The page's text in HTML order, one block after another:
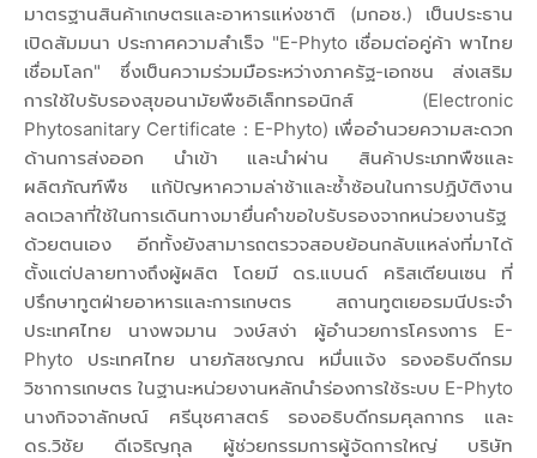
มาตรฐานสินค้าเกษตรและอาหารแห่งชาติ (มกอช.) เป็นประธาน
เปิดสัมมนา ประกาศความสำเร็จ "E-Phyto เชื่อมต่อคู่ค้า พาไทย
เชื่อมโลก" ซึ่งเป็นความร่วมมือระหว่างภาครัฐ-เอกชน ส่งเสริม
การใช้ใบรับรองสุขอนามัยพืชอิเล็กทรอนิกส์ (Electronic
Phytosanitary Certificate : E-Phyto) เพื่ออำนวยความสะดวก
ด้านการส่งออก นำเข้า และนำผ่าน สินค้าประเภทพืชและ
ผลิตภัณฑ์พืช แก้ปัญหาความล่าช้าและซ้ำซ้อนในการปฏิบัติงาน
ลดเวลาที่ใช้ในการเดินทางมายื่นคำขอใบรับรองจากหน่วยงานรัฐ
ด้วยตนเอง อีกทั้งยังสามารถตรวจสอบย้อนกลับแหล่งที่มาได้
ตั้งแต่ปลายทางถึงผู้ผลิต โดยมี ดร.แบนด์ คริสเตียนเซน ที่
ปรึกษาทูตฝ่ายอาหารและการเกษตร สถานทูตเยอรมนีประจำ
ประเทศไทย นางพจมาน วงษ์สง่า ผู้อำนวยการโครงการ E-
Phyto ประเทศไทย นายภัสชญภณ หมื่นแจ้ง รองอธิบดีกรม
วิชาการเกษตร ในฐานะหน่วยงานหลักนำร่องการใช้ระบบ E-Phyto
นางกิจจาลักษณ์ ศรีนุชศาสตร์ รองอธิบดีกรมศุลกากร และ
ดร.วิชัย ดีเจริญกุล ผู้ช่วยกรรมการผู้จัดการใหญ่ บริษัท